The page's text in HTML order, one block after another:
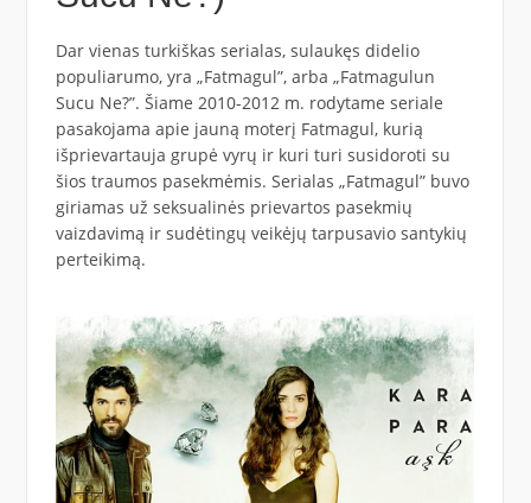
Dar vienas turkiškas serialas, sulaukęs didelio
populiarumo, yra „Fatmagul”, arba „Fatmagulun
Sucu Ne?”. Šiame 2010-2012 m. rodytame seriale
pasakojama apie jauną moterį Fatmagul, kurią
išprievartauja grupė vyrų ir kuri turi susidoroti su
šios traumos pasekmėmis. Serialas „Fatmagul” buvo
giriamas už seksualinės prievartos pasekmių
vaizdavimą ir sudėtingų veikėjų tarpusavio santykių
perteikimą.